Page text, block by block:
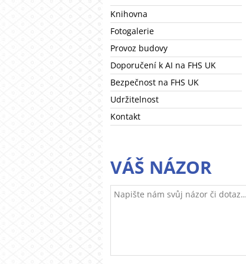
Knihovna
Fotogalerie
Provoz budovy
Doporučení k AI na FHS UK
Bezpečnost na FHS UK
Udržitelnost
Kontakt
VÁŠ NÁZOR